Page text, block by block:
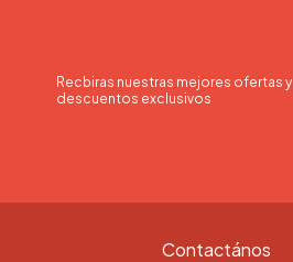
Recbiras nuestras mejores ofertas y
descuentos exclusivos
Contactános